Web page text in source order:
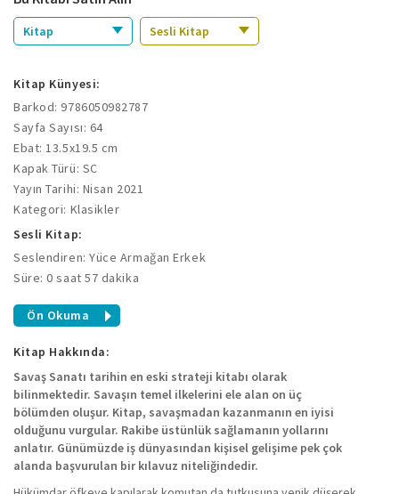
Kitap Sesli Kitap
Kitap Künyesi:
Barkod: 9786050982787
Sayfa Sayısı: 64
Ebat: 13.5x19.5 cm
Kapak Türü: SC
Yayın Tarihi: Nisan 2021
Kategori: Klasikler
Sesli Kitap:
Seslendiren: Yüce Armağan Erkek
Süre: 0 saat 57 dakika
Ön Okuma
Kitap Hakkında:
Savaş Sanatı tarihin en eski strateji kitabı olarak
bilinmektedir. Savaşın temel ilkelerini ele alan on üç
bölümden oluşur. Kitap, savaşmadan kazanmanın en iyisi
olduğunu vurgular. Rakibe üstünlük sağlamanın yollarını
anlatır. Günümüzde iş dünyasından kişisel gelişime pek çok
alanda başvurulan bir kılavuz niteliğindedir.